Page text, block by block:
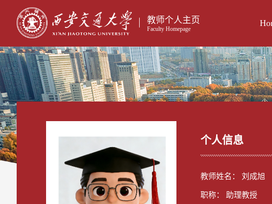
教师个人主页
Faculty Homepage
个人信息
教师姓名： 刘成旭
职称： 助理教授